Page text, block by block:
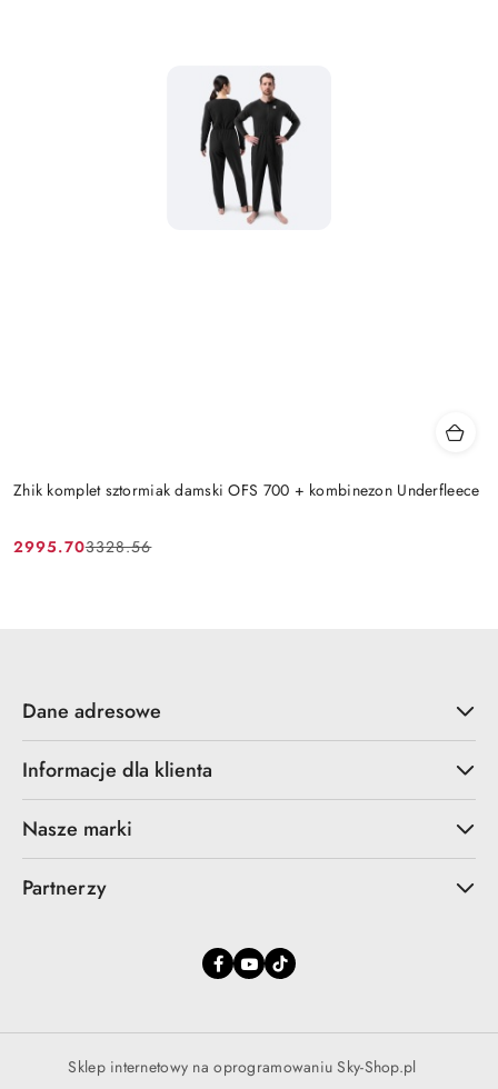
Zhik komplet sztormiak damski OFS 700 + kombinezon Underfleece
Cena
2995.70
Cena
3328.56
Dane adresowe
Informacje dla klienta
Nasze marki
Partnerzy
Sklep internetowy na oprogramowaniu Sky-Shop.pl